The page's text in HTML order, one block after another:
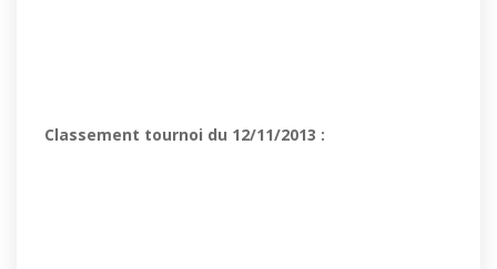
Classement tournoi du 12/11/2013 :